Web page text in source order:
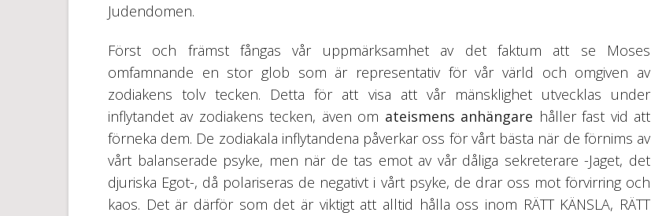
Judendomen.
Först och främst fångas vår uppmärksamhet av det faktum att se Moses
omfamnande en stor glob som är representativ för vår värld och omgiven av
zodiakens tolv tecken. Detta för att visa att vår mänsklighet utvecklas under
inflytandet av zodiakens tecken, även om ateismens anhängare håller fast vid att
förneka dem. De zodiakala inflytandena påverkar oss för vårt bästa när de förnims av
vårt balanserade psyke, men när de tas emot av vår dåliga sekreterare -Jaget, det
djuriska Egot-, då polariseras de negativt i vårt psyke, de drar oss mot förvirring och
kaos. Det är därför som det är viktigt att alltid hålla oss inom RÄTT KÄNSLA, RÄTT